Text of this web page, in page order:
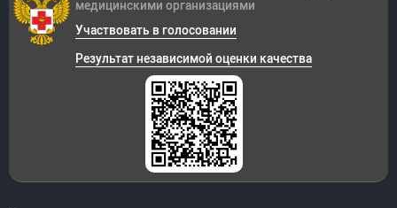
медицинскими организациями
Участвовать в голосовании
Результат независимой оценки качества